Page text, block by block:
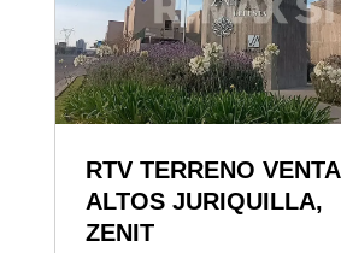
RTV TERRENO VENTA
ALTOS JURIQUILLA,
ZENIT